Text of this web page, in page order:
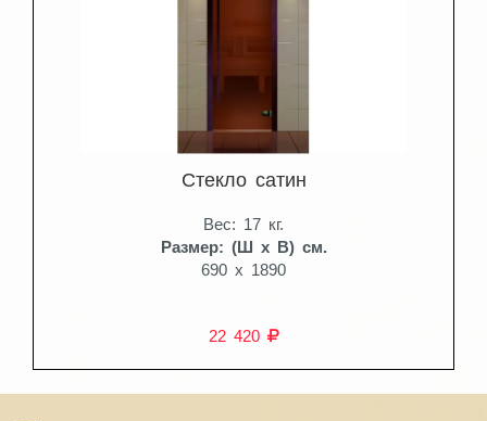
Стекло сатин
Вес: 17 кг.
Размер: (Ш x В) см.
690 x 1890
22 420